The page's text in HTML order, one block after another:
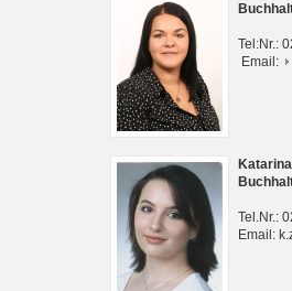
Tel:Nr.:
Email:
Tel.Nr.:
Email: